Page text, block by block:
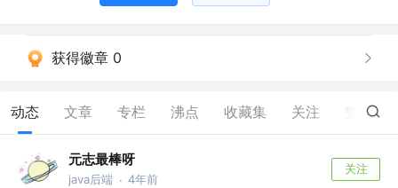
获得徽章 0
动态 文章 专栏 沸点 收藏集 关注 4
元志最棒呀
java后端 · 4年前
关注